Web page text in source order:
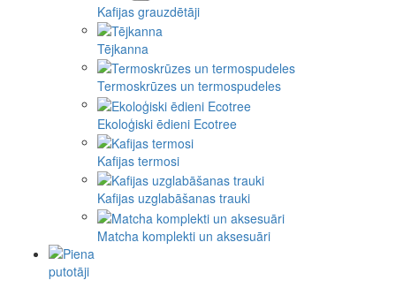
Kafijas grauzdētāji
Tējkanna
Termoskrūzes un termospudeles
Ekoloģiski ēdieni Ecotree
Kafijas termosi
Kafijas uzglabāšanas trauki
Matcha komplekti un aksesuāri